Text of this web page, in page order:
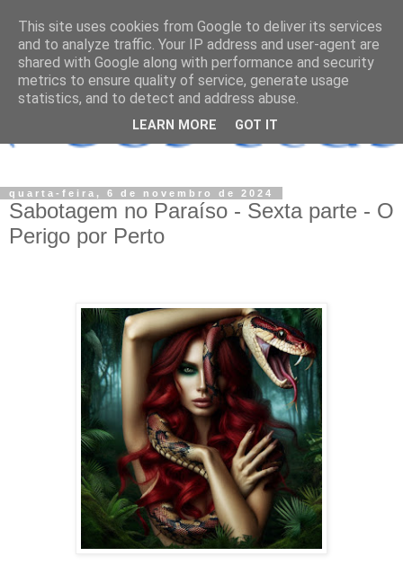
quarta-feira, 6 de novembro de 2024
Sabotagem no Paraíso - Sexta parte - O
Perigo por Perto
This site uses cookies from Google to deliver its services
and to analyze traffic. Your IP address and user-agent are
shared with Google along with performance and security
metrics to ensure quality of service, generate usage
statistics, and to detect and address abuse.
LEARN MORE GOT IT